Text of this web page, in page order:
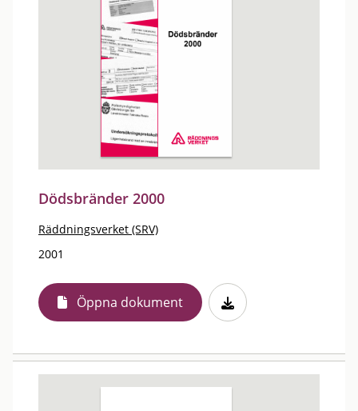
Dödsbränder 2000
Räddningsverket (SRV)
2001
Öppna dokument